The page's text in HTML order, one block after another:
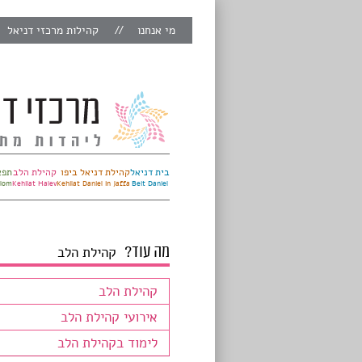
מי אנחנו קהילות מרכזי דניאל
בית דניאל
Beit Daniel
קהילת דניאל ביפו
Kehilat Daniel in Jaffa
קהילת הלב
Kehilat Halev
מה עוד? קהילת הלב
קהילת הלב
אירועי קהילת הלב
לימוד בקהילת הלב